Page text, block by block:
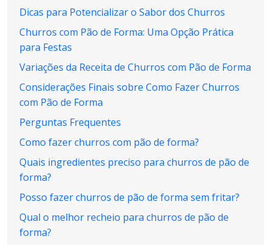
Dicas para Potencializar o Sabor dos Churros
Churros com Pão de Forma: Uma Opção Prática
para Festas
Variações da Receita de Churros com Pão de Forma
Considerações Finais sobre Como Fazer Churros
com Pão de Forma
Perguntas Frequentes
Como fazer churros com pão de forma?
Quais ingredientes preciso para churros de pão de
forma?
Posso fazer churros de pão de forma sem fritar?
Qual o melhor recheio para churros de pão de
forma?